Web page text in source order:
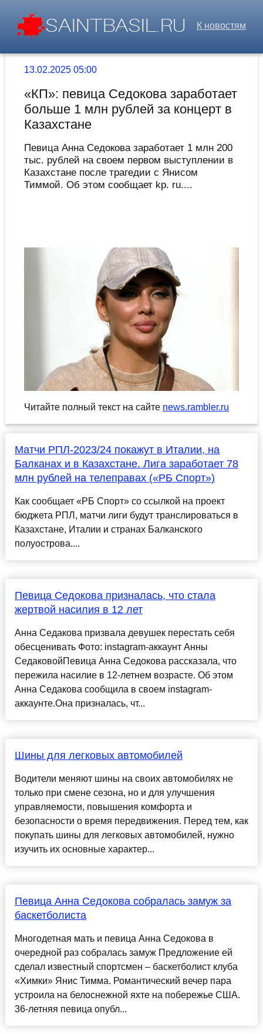
К новостям
13.02.2025 05:00
«КП»: певица Седокова заработает
больше 1 млн рублей за концерт в
Казахстане
Певица Анна Седокова заработает 1 млн 200
тыс. рублей на своем первом выступлении в
Казахстане после трагедии с Янисом
Тиммой. Об этом сообщает kp. ru....
Читайте полный текст на сайте news.rambler.ru
Матчи РПЛ-2023/24 покажут в Италии, на
Балканах и в Казахстане. Лига заработает 78
млн рублей на телеправах («РБ Спорт»)
Как сообщает «РБ Спорт» со ссылкой на проект
бюджета РПЛ, матчи лиги будут транслироваться в
Казахстане, Италии и странах Балканского
полуострова....
Певица Седокова призналась, что стала
жертвой насилия в 12 лет
Анна Седакова призвала девушек перестать себя
обесценивать Фото: instagram-аккаунт Анны
СедаковойПевица Анна Седокова рассказала, что
пережила насилие в 12-летнем возрасте. Об этом
Анна Седакова сообщила в своем instagram-
аккаунте.Она призналась, чт...
Шины для легковых автомобилей
Водители меняют шины на своих автомобилях не
только при смене сезона, но и для улучшения
управляемости, повышения комфорта и
безопасности о время передвижения. Перед тем, как
покупать шины для легковых автомобилей, нужно
изучить их основные характер...
Певица Анна Седокова собралась замуж за
баскетболиста
Многодетная мать и певица Анна Седокова в
очередной раз собралась замуж Предложение ей
сделал известный спортсмен – баскетболист клуба
«Химки» Янис Тимма. Романтический вечер пара
устроила на белоснежной яхте на побережье США.
36-летняя певица опубл...